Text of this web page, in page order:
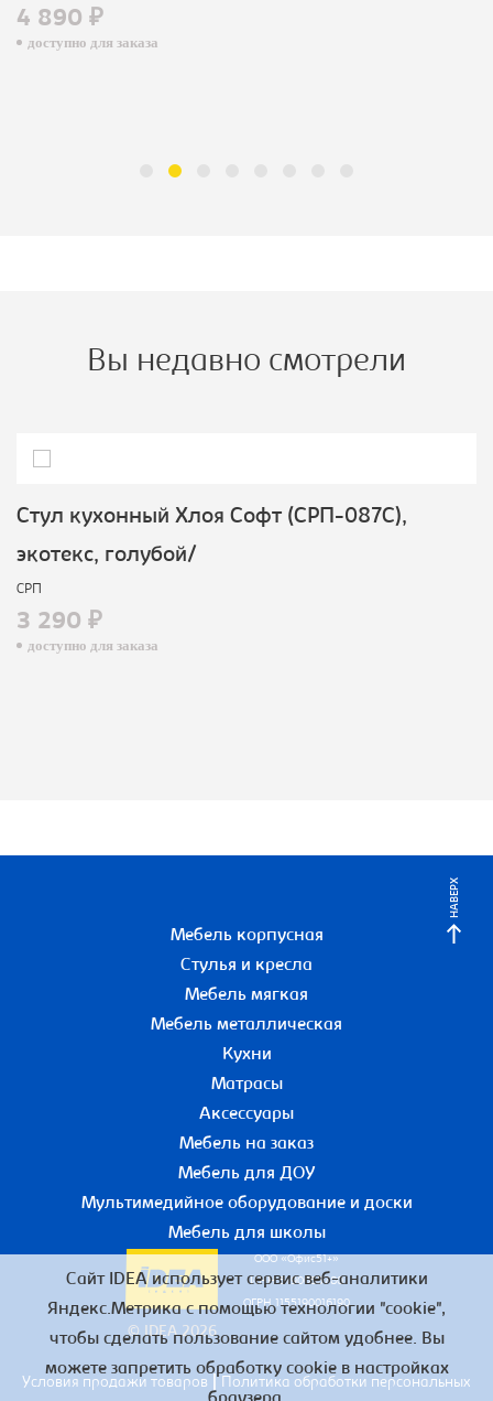
4 890 ₽
доступно для заказа
Вы недавно смотрели
Стул кухонный Хлоя Софт (СРП-087С),
экотекс, голубой/
СРП
3 290 ₽
доступно для заказа
НАВЕРХ
Мебель корпусная
Стулья и кресла
Мебель мягкая
Мебель металлическая
Кухни
Матрасы
Аксессуары
Мебель на заказ
Мебель для ДОУ
Мультимедийное оборудование и доски
Мебель для школы
© IDEA 2026
ООО «Офис51+»
ИНН 5190055780
ОГРН 1155190016190
Условия продажи товаров | Политика обработки персональных
Сайт IDEA использует сервис веб-аналитики
Яндекс.Метрика с помощью технологии "cookie",
чтобы сделать пользование сайтом удобнее. Вы
можете запретить обработку cookie в настройках